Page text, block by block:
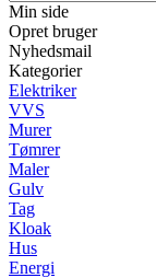
Min side
Opret bruger
Nyhedsmail
Kategorier
Elektriker
VVS
Murer
Tømrer
Maler
Gulv
Tag
Kloak
Hus
Energi